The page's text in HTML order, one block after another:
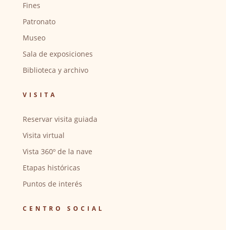
Fines
Patronato
Museo
Sala de exposiciones
Biblioteca y archivo
VISITA
Reservar visita guiada
Visita virtual
Vista 360º de la nave
Etapas históricas
Puntos de interés
CENTRO SOCIAL